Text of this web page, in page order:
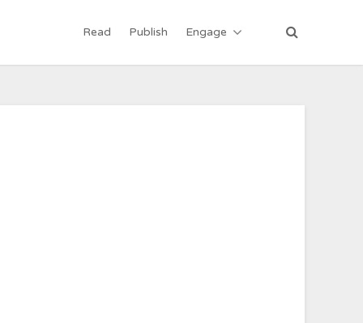
Read Publish Engage